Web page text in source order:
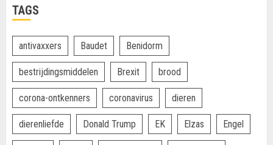
TAGS
antivaxxers Baudet Benidorm
bestrijdingsmiddelen Brexit brood
corona-ontkenners coronavirus dieren
dierenliefde Donald Trump EK Elzas Engel